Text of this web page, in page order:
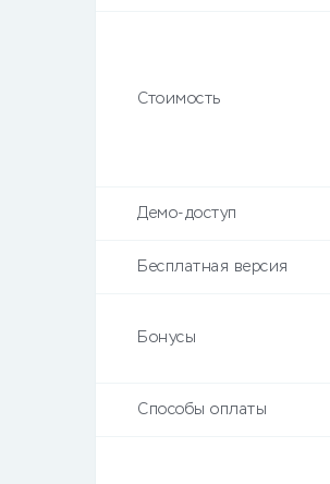
Стоимость
Демо-доступ
Бесплатная версия
Бонусы
Способы оплаты